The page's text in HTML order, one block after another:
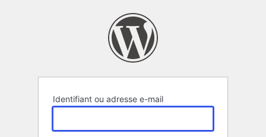
Identifiant ou adresse e-mail